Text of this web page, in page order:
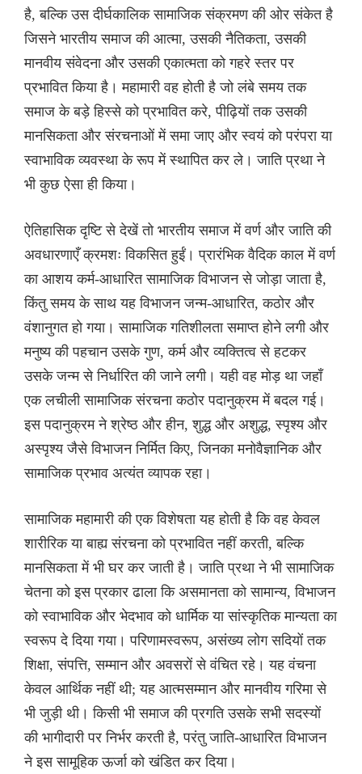
है, बल्कि उस दीर्घकालिक सामाजिक संक्रमण की ओर संकेत है
जिसने भारतीय समाज की आत्मा, उसकी नैतिकता, उसकी
मानवीय संवेदना और उसकी एकात्मता को गहरे स्तर पर
प्रभावित किया है। महामारी वह होती है जो लंबे समय तक
समाज के बड़े हिस्से को प्रभावित करे, पीढ़ियों तक उसकी
मानसिकता और संरचनाओं में समा जाए और स्वयं को परंपरा या
स्वाभाविक व्यवस्था के रूप में स्थापित कर ले। जाति प्रथा ने
भी कुछ ऐसा ही किया।
ऐतिहासिक दृष्टि से देखें तो भारतीय समाज में वर्ण और जाति की
अवधारणाएँ क्रमशः विकसित हुईं। प्रारंभिक वैदिक काल में वर्ण
का आशय कर्म-आधारित सामाजिक विभाजन से जोड़ा जाता है,
किंतु समय के साथ यह विभाजन जन्म-आधारित, कठोर और
वंशानुगत हो गया। सामाजिक गतिशीलता समाप्त होने लगी और
मनुष्य की पहचान उसके गुण, कर्म और व्यक्तित्व से हटकर
उसके जन्म से निर्धारित की जाने लगी। यही वह मोड़ था जहाँ
एक लचीली सामाजिक संरचना कठोर पदानुक्रम में बदल गई।
इस पदानुक्रम ने श्रेष्ठ और हीन, शुद्ध और अशुद्ध, स्पृश्य और
अस्पृश्य जैसे विभाजन निर्मित किए, जिनका मनोवैज्ञानिक और
सामाजिक प्रभाव अत्यंत व्यापक रहा।
सामाजिक महामारी की एक विशेषता यह होती है कि वह केवल
शारीरिक या बाह्य संरचना को प्रभावित नहीं करती, बल्कि
मानसिकता में भी घर कर जाती है। जाति प्रथा ने भी सामाजिक
चेतना को इस प्रकार ढाला कि असमानता को सामान्य, विभाजन
को स्वाभाविक और भेदभाव को धार्मिक या सांस्कृतिक मान्यता का
स्वरूप दे दिया गया। परिणामस्वरूप, असंख्य लोग सदियों तक
शिक्षा, संपत्ति, सम्मान और अवसरों से वंचित रहे। यह वंचना
केवल आर्थिक नहीं थी; यह आत्मसम्मान और मानवीय गरिमा से
भी जुड़ी थी। किसी भी समाज की प्रगति उसके सभी सदस्यों
की भागीदारी पर निर्भर करती है, परंतु जाति-आधारित विभाजन
ने इस सामूहिक ऊर्जा को खंडित कर दिया।